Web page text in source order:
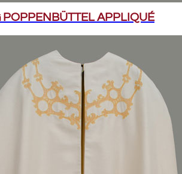
POPPENBÜTTEL APPLIQUÉ